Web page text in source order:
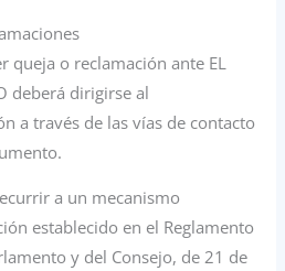
queja o reclamación ante EL
deberá dirigirse al
a través de las vías de contacto
a un mecanismo
establecido en el Reglamento
y del Consejo, de 21 de